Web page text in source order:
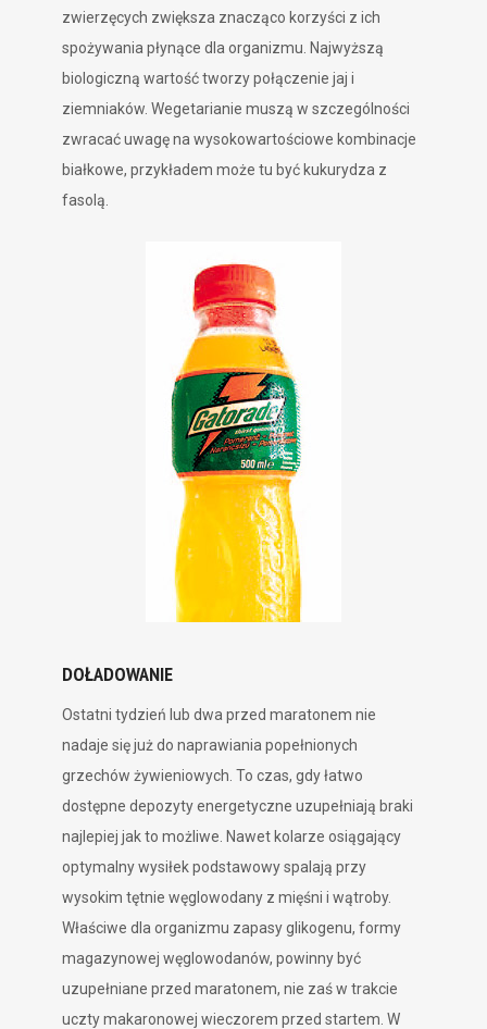
zwierzęcych zwiększa znacząco korzyści z ich
spożywania płynące dla organizmu. Najwyższą
biologiczną wartość tworzy połączenie jaj i
ziemniaków. Wegetarianie muszą w szczególności
zwracać uwagę na wysokowartościowe kombinacje
białkowe, przykładem może tu być kukurydza z
fasolą.
DOŁADOWANIE
Ostatni tydzień lub dwa przed maratonem nie
nadaje się już do naprawiania popełnionych
grzechów żywieniowych. To czas, gdy łatwo
dostępne depozyty energetyczne uzupełniają braki
najlepiej jak to możliwe. Nawet kolarze osiągający
optymalny wysiłek podstawowy spalają przy
wysokim tętnie węglowodany z mięśni i wątroby.
Właściwe dla organizmu zapasy glikogenu, formy
magazynowej węglowodanów, powinny być
uzupełniane przed maratonem, nie zaś w trakcie
uczty makaronowej wieczorem przed startem. W